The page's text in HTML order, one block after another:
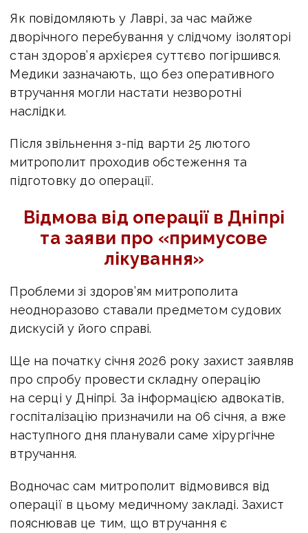
Як повідомляють у Лаврі, за час майже
дворічного перебування у слідчому ізоляторі
стан здоров’я архієрея суттєво погіршився.
Медики зазначають, що без оперативного
втручання могли настати незворотні
наслідки.
Після звільнення з-під варти 25 лютого
митрополит проходив обстеження та
підготовку до операції.
Відмова від операції в Дніпрі
та заяви про «примусове
лікування»
Проблеми зі здоров’ям митрополита
неодноразово ставали предметом судових
дискусій у його справі.
Ще на початку січня 2026 року захист заявляв
про спробу провести складну операцію
на серці у Дніпрі. За інформацією адвокатів,
госпіталізацію призначили на 06 січня, а вже
наступного дня планували саме хірургічне
втручання.
Водночас сам митрополит відмовився від
операції в цьому медичному закладі. Захист
пояснював це тим, що втручання є